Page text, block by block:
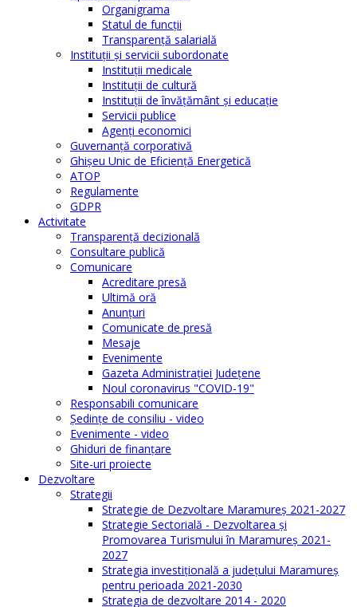
Organigrama
Statul de funcții
Transparență salarială
Instituţii şi servicii subordonate
Instituţii medicale
Instituţii de cultură
Instituţii de învăţământ şi educaţie
Servicii publice
Agenţi economici
Guvernanță corporativă
Ghişeu Unic de Eficienţă Energetică
ATOP
Regulamente
GDPR
Activitate
Transparenţă decizională
Consultare publică
Comunicare
Acreditare presă
Ultimă oră
Anunţuri
Comunicate de presă
Mesaje
Evenimente
Gazeta Administraţiei Judeţene
Noul coronavirus "COVID-19"
Responsabili comunicare
Şedinţe de consiliu - video
Evenimente - video
Ghiduri de finanţare
Site-uri proiecte
Dezvoltare
Strategii
Strategie de Dezvoltare Maramureș 2021-2027
Strategie Sectorială - Dezvoltarea și
Promovarea Turismului în Maramureș 2021-
2027
Strategia investiţională a județului Maramureș
pentru perioada 2021-2030
Strategia de dezvoltare 2014 - 2020